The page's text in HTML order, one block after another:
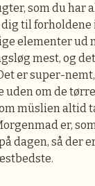
som du har
til forholdene
elementer ud
mest, og
er super-
uden om de
müslien altid
er,
dagen, så der